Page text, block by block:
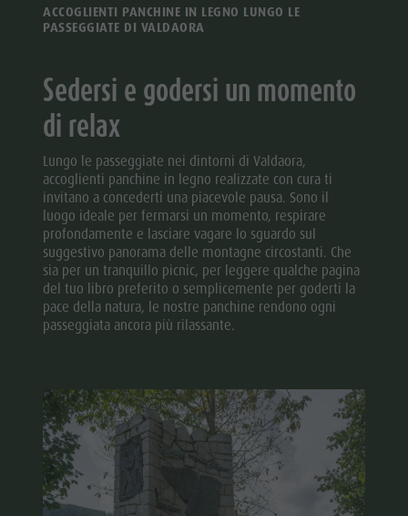
ACCOGLIENTI PANCHINE IN LEGNO LUNGO LE
PASSEGGIATE DI VALDAORA
Sedersi e godersi un momento
di relax
Lungo le passeggiate nei dintorni di Valdaora,
accoglienti panchine in legno realizzate con cura ti
invitano a concederti una piacevole pausa. Sono il
luogo ideale per fermarsi un momento, respirare
profondamente e lasciare vagare lo sguardo sul
suggestivo panorama delle montagne circostanti. Che
sia per un tranquillo picnic, per leggere qualche pagina
del tuo libro preferito o semplicemente per goderti la
pace della natura, le nostre panchine rendono ogni
passeggiata ancora più rilassante.